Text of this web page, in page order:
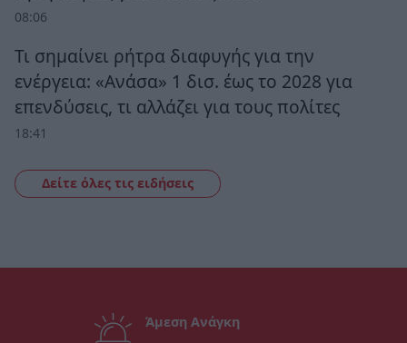
08:06
Τι σημαίνει ρήτρα διαφυγής για την
ενέργεια: «Ανάσα» 1 δισ. έως το 2028 για
επενδύσεις, τι αλλάζει για τους πολίτες
18:41
Δείτε όλες τις ειδήσεις
Άμεση Ανάγκη